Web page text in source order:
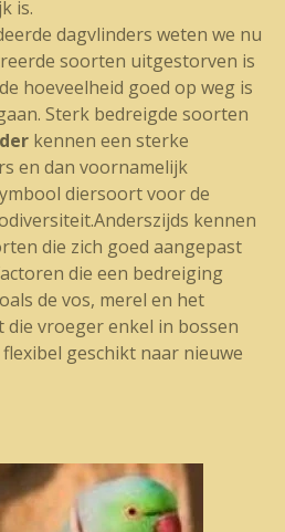
is.
dagvlinders weten we nu
soorten uitgestorven is
hoeveelheid goed op weg is
Sterk bedreigde soorten
kennen een sterke
en dan voornamelijk
diersoort voor de
kennen
die zich goed aangepast
die een bedreiging
de vos, merel en het
vroeger enkel in bossen
geschikt naar nieuwe